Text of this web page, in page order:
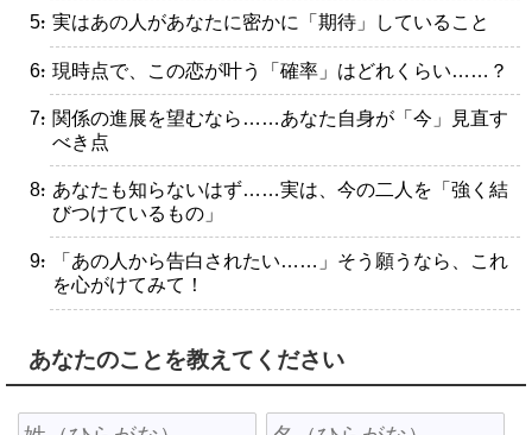
・実はあの人があなたに密かに「期待」していること
・現時点で、この恋が叶う「確率」はどれくらい……？
・関係の進展を望むなら……あなた自身が「今」見直す
べき点
・あなたも知らないはず……実は、今の二人を「強く結
びつけているもの」
・「あの人から告白されたい……」そう願うなら、これ
を心がけてみて！
あなたのことを教えてください